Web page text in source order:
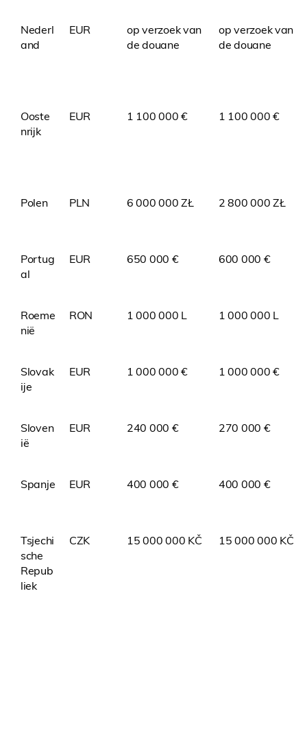
Nederl
and
EUR
op verzoek van
de douane
op verzoek van
de douane
Ooste
nrijk
EUR 1 100 000 € 1 100 000 €
Polen PLN 6 000 000 ZŁ 2 800 000 ZŁ
Portug
al
EUR 650 000 € 600 000 €
Roeme
nië
RON 1 000 000 L 1 000 000 L
Slovak
ije
EUR 1 000 000 € 1 000 000 €
Sloven
ië
EUR 240 000 € 270 000 €
Spanje EUR 400 000 € 400 000 €
Tsjechi
sche
Repub
liek
CZK 15 000 000 KČ 15 000 000 KČ